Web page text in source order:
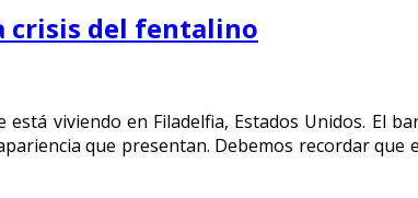
crisis del fentalino
viviendo en Filadelfia, Estados Unidos. El
que presentan. Debemos recordar que